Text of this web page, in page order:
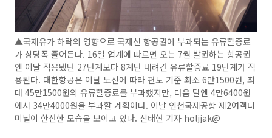
▲국제유가 하락의 영향으로 국제선 항공권에 부과되는 유류할증료
가 상당폭 줄어든다. 16일 업계에 따르면 오는 7월 발권하는 항공권
엔 이달 적용됐던 27단계보다 8계단 내려간 유류할증료 19단계가 적
용된다. 대한항공은 이달 노선에 따라 편도 기준 최소 6만1500원, 최
대 45만1500원의 유류할증료를 부과했지만, 다음 달엔 4만6400원
에서 34만4000원을 부과할 계획이다. 이날 인천국제공항 제2여객터
미널이 한산한 모습을 보이고 있다. 신태현 기자 holjjak@